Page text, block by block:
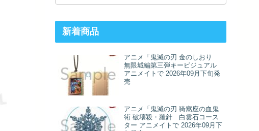
新着商品
アニメ「鬼滅の刃 金のしおり
無限城編第三弾キービジュアル
アニメイトで 2026年09月下旬発
売
アニメ「鬼滅の刃 猗窩座の血鬼
術 破壊殺・羅針 白雲石コース
ター アニメイトで 2026年09月下